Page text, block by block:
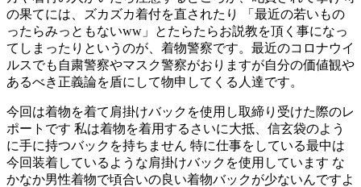
の果てには、ズカズカ着付を直されたり 「最近の若いもの
ったらみっともないww」とたらたらお説教を頂く事になっ
てしまったりというのが、着物警察です。最近のコロナウイ
ルスでも自粛警察やマスク警察がおりますが自分の価値観や
あるべき正義論を盾にして物申してくる人達です。
今回は着物を着て肩掛けバックを使用し取締り受けた際のレ
ポートです 私は着物を着用するさいに大抵、信玄袋のよう
に手に持つバックを持ちません 特に仕事をしている最中は
今回装着しているような肩掛けバックを使用しています な
かなか男性着物で頃合いの良い着物バックが少ないんですよ